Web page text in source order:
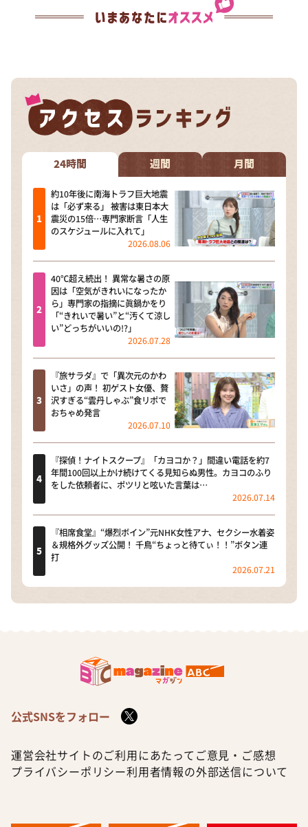
24時間 週間 月間
約10年後に南海トラフ巨大地震
は「必ず来る」 被害は東日本大
震災の15倍…専門家断言「人生
のスケジュールに入れて」
2026.08.06
40℃超え続出！ 異常な暑さの原
因は「空気がきれいになったか
ら」専門家の指摘に眞鍋かをり
「“きれいで暑い”と“汚くて涼し
い”どっちがいいの!?」
2026.07.28
『旅サラダ』で「異次元のかわ
いさ」の声！ 初ゲスト女優、贅
沢すぎる“雲丹しゃぶ”食リポで
おちゃめ発言
2026.07.10
『探偵！ナイトスクープ』「カヨコか？」間違い電話を約7
年間100回以上かけ続けてくる見知らぬ男性。カヨコのふり
をした依頼者に、ポツリと呟いた言葉は…
2026.07.14
『相席食堂』“爆烈ボイン”元NHK女性アナ、セクシー水着姿
＆規格外グッズ公開！ 千鳥“ちょっと待てぃ！！”ボタン連
打
2026.07.21
公式SNSをフォロー
運営会社サイトのご利用にあたって ご意見・ご感想
プライバシーポリシー利用者情報の外部送信について